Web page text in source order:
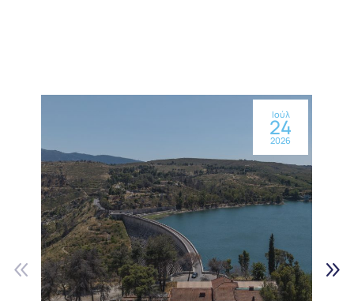
Ιούλ
24
2026